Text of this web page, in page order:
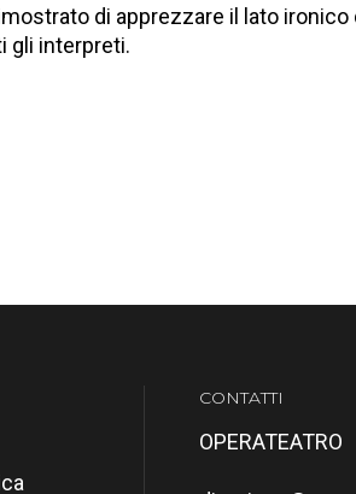
di apprezzare il lato ironico
gli interpreti.
CONTATTI
OPERATEATRO